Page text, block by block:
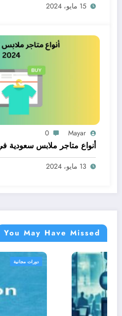
15 مايو، 2024
Mayar
0
أنواع متاجر ملابس سعودية في
13 مايو، 2024
You May Have Missed
دورات مجانية